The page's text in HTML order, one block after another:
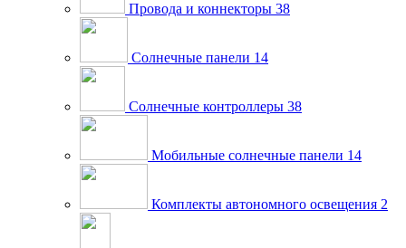
Провода и коннекторы 38
Солнечные панели 14
Солнечные контроллеры 38
Мобильные солнечные панели 14
Комплекты автономного освещения 2